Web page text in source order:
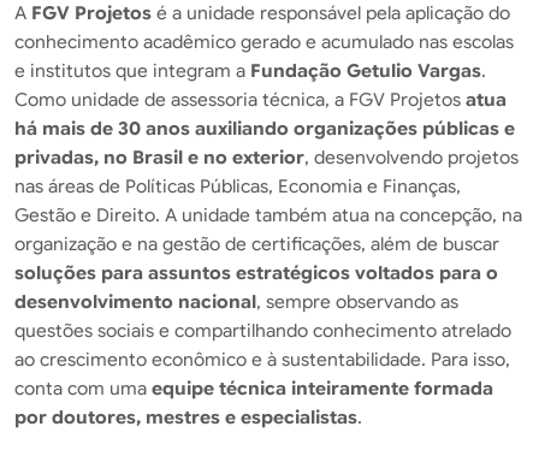
A FGV Projetos é a unidade responsável pela aplicação do
conhecimento acadêmico gerado e acumulado nas escolas
e institutos que integram a Fundação Getulio Vargas.
Como unidade de assessoria técnica, a FGV Projetos atua
há mais de 30 anos auxiliando organizações públicas e
privadas, no Brasil e no exterior, desenvolvendo projetos
nas áreas de Políticas Públicas, Economia e Finanças,
Gestão e Direito. A unidade também atua na concepção, na
organização e na gestão de certificações, além de buscar
soluções para assuntos estratégicos voltados para o
desenvolvimento nacional, sempre observando as
questões sociais e compartilhando conhecimento atrelado
ao crescimento econômico e à sustentabilidade. Para isso,
conta com uma equipe técnica inteiramente formada
por doutores, mestres e especialistas.